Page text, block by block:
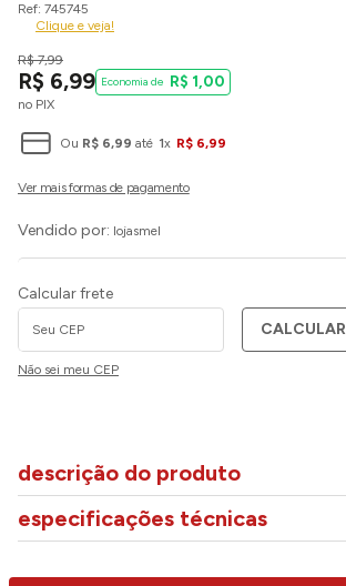
745745
Clique e veja!
R$ 7,99
R$ 6,99
no PIX
R$ 1,00
Ou R$ 6,99 até 1x R$ 6,99
Vendido por: lojasmel
Calcular frete
CALCULAR
Não sei meu CEP
descrição do produto
especificações técnicas